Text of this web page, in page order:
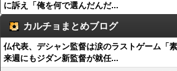
に訴え「俺を何で選んだんだ...
カルチョまとめブログ
仏代表、デシャン監督は涙のラストゲーム「
来週にもジダン新監督が就任...